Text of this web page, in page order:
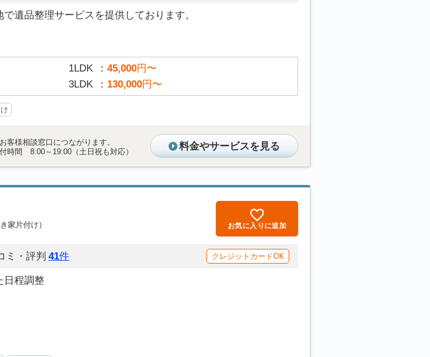
遺品整理サービスを提供しております。
1LDK 45,000円〜
3LDK 130,000円〜
客様相談窓口につながります。
時間 8:00～19:00（土日祝も対応）
料金やサービスを見る
家片付け） お気に入りに追加
ミ・評判 41件 クレジットカードOK
日程調整